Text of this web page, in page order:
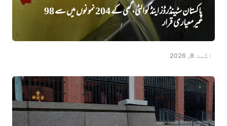
پاکستان سٹینڈرڈز اینڈ کوالٹی، گھی کے 204 نمونوں میں‌ سے 98
غیرمعیاری قرار
اگست 8, 2026